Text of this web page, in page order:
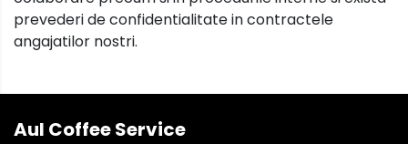
prevederi de confidentialitate in contractele
angajatilor nostri.
Aul Coffee Service